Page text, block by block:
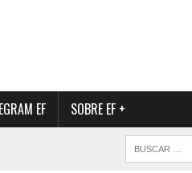
EF SOBRE EF +